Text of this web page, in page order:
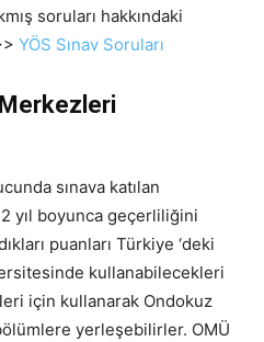
soruları hakkındaki
YÖS Sınav Soruları
sınava katılan
yıl boyunca geçerliliğini
puanları Türkiye ‘deki
kullanabilecekleri
için kullanarak Ondokuz
yerleşebilirler. OMÜ